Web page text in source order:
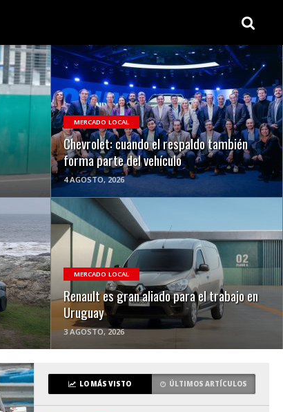
MERCADO LOCAL
Chevrolet: cuando el respaldo también
forma parte del vehículo
4 AGOSTO, 2026
VER NOTA
MERCADO LOCAL
Renault es gran aliado para el trabajo en
Uruguay
3 AGOSTO, 2026
VER NOTA
LO MÁS VISTO ÚLTIMOS ARTÍCULOS